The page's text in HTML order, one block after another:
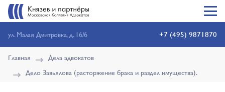
ул. Малая Дмитровка, д. 16/6 +7 (495) 9871870
Главная
Дела адвокатов
Дело Завьялова (расторжение брака и раздел имущества).